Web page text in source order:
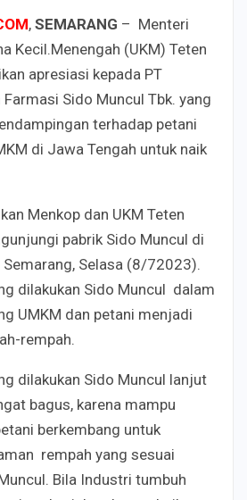
, SEMARANG – Menteri
Kecil.Menengah (UKM) Teten
apresiasi kepada PT
Sido Muncul Tbk. yang
terhadap petani
di Jawa Tengah untuk naik
Menkop dan UKM Teten
pabrik Sido Muncul di
Semarang, Selasa (8/72023).
dilakukan Sido Muncul dalam
UMKM dan petani menjadi
rempah.
dilakukan Sido Muncul lanjut
bagus, karena mampu
berkembang untuk
rempah yang sesuai
Bila Industri tumbuh